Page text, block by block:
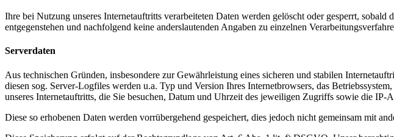
Ihre bei Nutzung unseres Internetauftritts verarbeiteten Daten werden gelöscht oder gesperrt,
entgegenstehen und nachfolgend keine anderslautenden Angaben zu einzelnen
Serverdaten
Aus technischen Gründen, insbesondere zur Gewährleistung eines sicheren und stabilen
diesen sog. Server-Logfiles werden u.a. Typ und Version Ihres Internetbrowsers, das
unseres Internetauftritts, die Sie besuchen, Datum und Uhrzeit des jeweiligen Zugriffs sowie die IP-
Diese so erhobenen Daten werden vorrübergehend gespeichert, dies jedoch nicht gemeinsam mit